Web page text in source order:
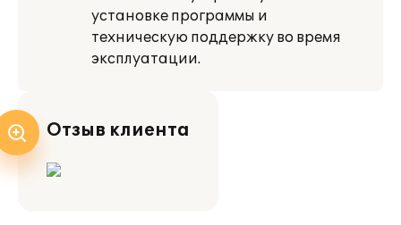
установке программы и
техническую поддержку во время
эксплуатации.
Отзыв клиента